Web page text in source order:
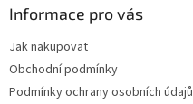
Informace pro vás
Jak nakupovat
Obchodní podmínky
Podmínky ochrany osobních údajů